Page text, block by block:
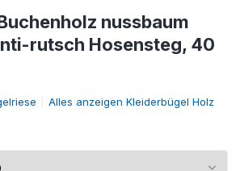
nussbaum
rutsch Hosensteg, 40
Alles anzeigen Kleiderbügel Holz